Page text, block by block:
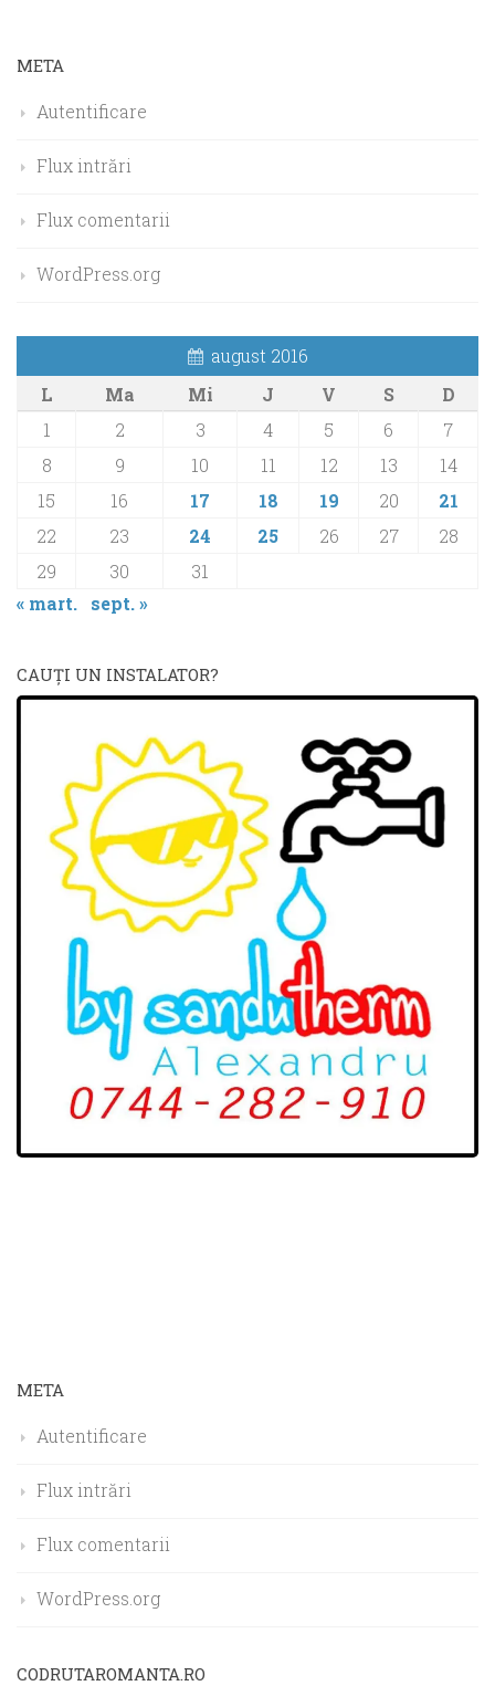
META
Autentificare
Flux intrări
Flux comentarii
WordPress.org
august 2016
L
Ma Mi J V S
D
1
2 3 4 5 6
7
8
9 10 11 12 13
14
15
16 17 18 19 20
21
22
23 24 25 26 27
28
29
30
31
« mart.
sept. »
CAUŢI UN INSTALATOR?
META
Autentificare
Flux intrări
Flux comentarii
WordPress.org
CODRUTAROMANTA.RO